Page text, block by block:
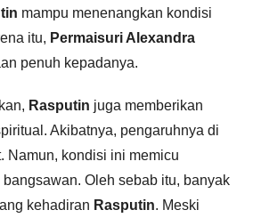
mampu menenangkan kondisi
itu, Permaisuri Alexandra
penuh kepadanya.
Rasputin juga memberikan
Akibatnya, pengaruhnya di
Namun, kondisi ini memicu
Oleh sebab itu, banyak
kehadiran Rasputin. Meski